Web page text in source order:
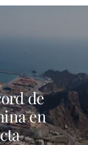
de
en